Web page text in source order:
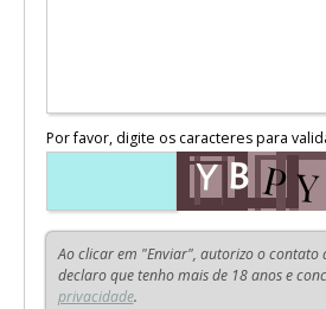
Por favor, digite os caracteres para
Ao clicar em "Enviar", autorizo o contato
declaro que tenho mais de 18 anos e
privacidade.